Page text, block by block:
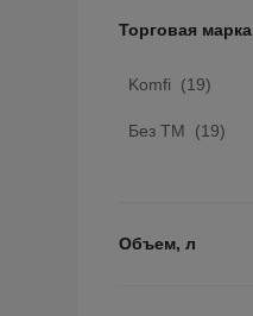
Фильтр
Торговая марка
Komfi (19)
Без ТМ (19)
Объем, л